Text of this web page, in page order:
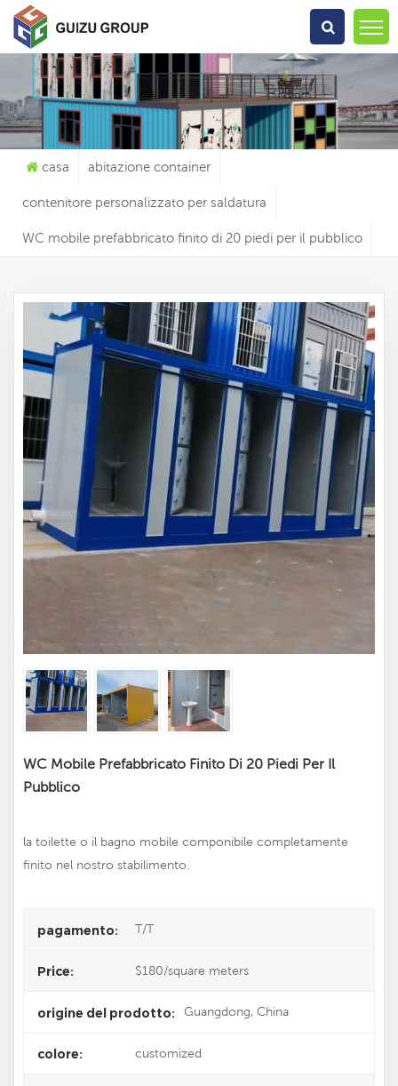
Che Cosa Sta Cercando?
casa abitazione container
contenitore personalizzato per saldatura
WC mobile prefabbricato finito di 20 piedi per il pubblico
WC Mobile Prefabbricato Finito Di 20 Piedi Per Il
Pubblico
la toilette o il bagno mobile componibile completamente
finito nel nostro stabilimento.
pagamento: T/T
Price: $180/square meters
origine del prodotto: Guangdong, China
colore: customized